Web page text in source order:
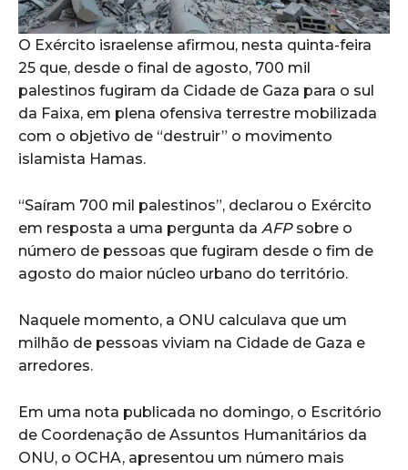
O Exército israelense afirmou, nesta quinta-feira
25 que, desde o final de agosto, 700 mil
palestinos fugiram da Cidade de Gaza para o sul
da Faixa, em plena ofensiva terrestre mobilizada
com o objetivo de “destruir” o movimento
islamista Hamas.
“Saíram 700 mil palestinos”, declarou o Exército
em resposta a uma pergunta da AFPsobre o
número de pessoas que fugiram desde o fim de
agosto do maior núcleo urbano do território.
Naquele momento, a ONU calculava que um
milhão de pessoas viviam na Cidade de Gaza e
arredores.
Em uma nota publicada no domingo, o Escritório
de Coordenação de Assuntos Humanitários da
ONU, o OCHA, apresentou um número mais